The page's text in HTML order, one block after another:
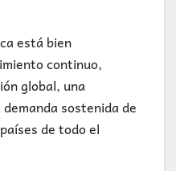
está bien
continuo,
global, una
sostenida de
de todo el